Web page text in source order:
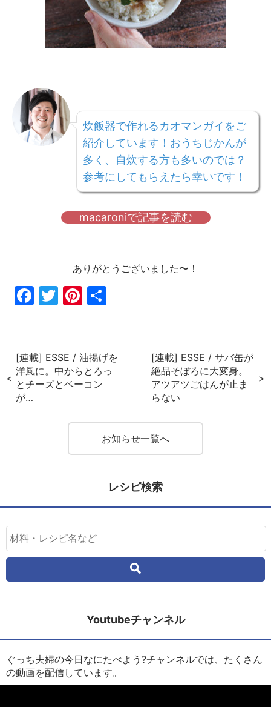
炊飯器で作れるカオマンガイをご
紹介しています！おうちじかんが
多く、自炊する方も多いのでは？
参考にしてもらえたら幸いです！
macaroniで記事を読む
ありがとうございました〜！
Fac
Twi
Pin
[連載] ESSE / 油揚げを
洋風に。中からとろっ
とチーズとベーコン
が…
[連載] ESSE / サバ缶が
絶品そぼろに大変身。
アツアツごはんが止ま
らない
お知らせ一覧へ
レシピ検索
Youtubeチャンネル
ぐっち夫婦の今日なにたべよう?チャンネルでは、たくさん
の動画を配信しています。